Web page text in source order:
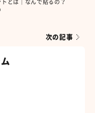
次の記事
とは｜なんで貼るの？